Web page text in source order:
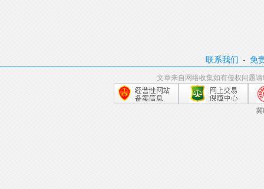
联系我们 -免
文章来自网络收集如有侵权问题